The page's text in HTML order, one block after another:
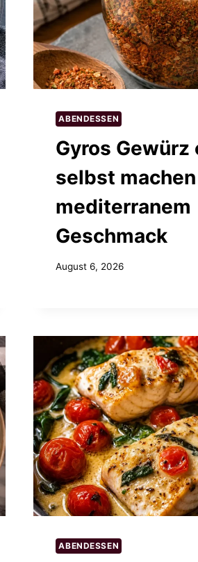
ABENDESSEN
Gyros Gewürz
selbst
mediterranem
Geschmack
August 6, 2026
ABENDESSEN